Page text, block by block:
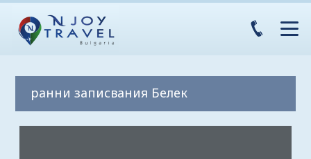
ранни записвания Белек